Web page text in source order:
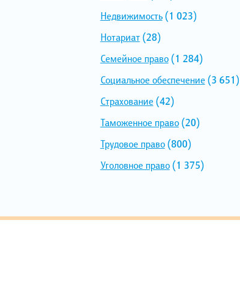
Недвижимость(1 023)
Нотариат(28)
Семейное право(1 284)
Социальное обеспечение (3 651)
Страхование (42)
Таможенное право(20)
Трудовое право(800)
Уголовное право(1 375)